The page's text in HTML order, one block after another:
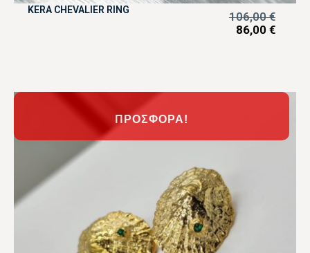
KERA CHEVALIER RING 106,00€
86,00 €
ΠΡΟΣΦΟΡΆ!